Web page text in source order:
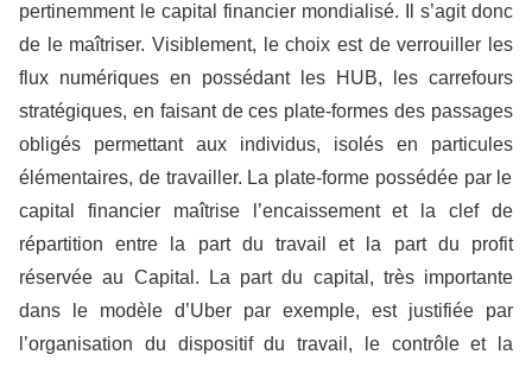
pertinemment le capital financier mondialisé. Il s’agit donc
de le maîtriser. Visiblement, le choix est de verrouiller les
flux numériques en possédant les HUB, les carrefours
stratégiques, en faisant de ces plate-formes des passages
obligés permettant aux individus, isolés en particules
élémentaires, de travailler. La plate-forme possédée par le
capital financier maîtrise l’encaissement et la clef de
répartition entre la part du travail et la part du profit
réservée au Capital. La part du capital, très importante
dans le modèle d’Uber par exemple, est justifiée par
l’organisation du dispositif du travail, le contrôle et la